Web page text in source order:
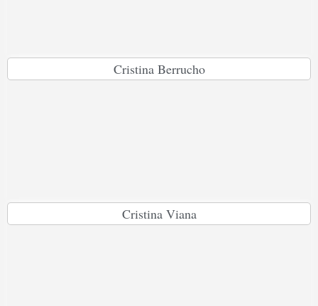
Cristina Berrucho
Cristina Viana